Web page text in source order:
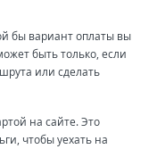
бы вариант оплаты вы
быть только, если
или сделать
на сайте. Это
чтобы уехать на